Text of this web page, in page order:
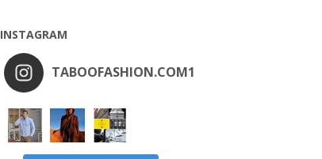
INSTAGRAM
TABOOFASHION.COM1